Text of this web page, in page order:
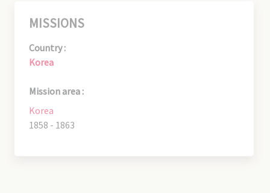
MISSIONS
Country :
Korea
Mission area :
Korea
1858 - 1863